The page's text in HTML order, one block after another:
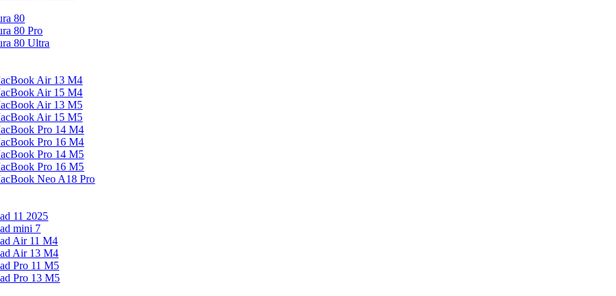
80
80 Pro
80 Ultra
Air 13 M4
Air 15 M4
Air 13 M5
Air 15 M5
Pro 14 M4
Pro 16 M4
Pro 14 M5
Pro 16 M5
Neo A18 Pro
11 2025
mini 7
Air 11 M4
Air 13 M4
Pro 11 M5
Pro 13 M5